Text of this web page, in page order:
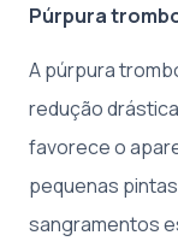
Púrpura
A púrpura
redução
favorece o
pequenas
sangramentos